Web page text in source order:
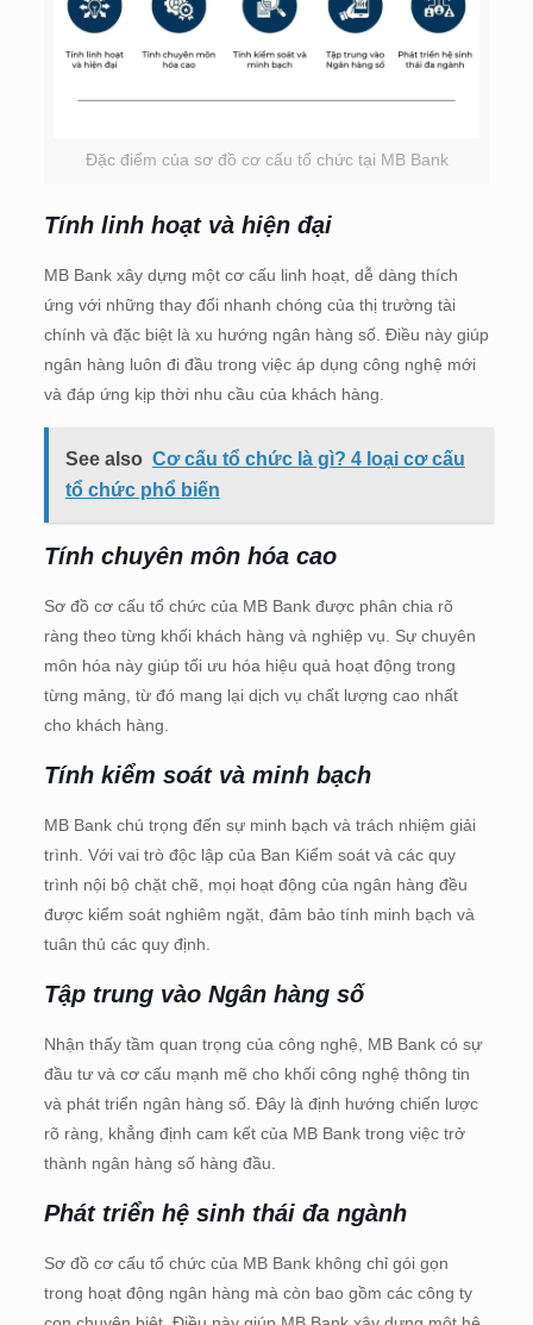
Đặc điểm của sơ đồ cơ cấu tổ chức tại MB Bank
Tính linh hoạt và hiện đại
MB Bank xây dựng một cơ cấu linh hoạt, dễ dàng thích
ứng với những thay đổi nhanh chóng của thị trường tài
chính và đặc biệt là xu hướng ngân hàng số. Điều này giúp
ngân hàng luôn đi đầu trong việc áp dụng công nghệ mới
và đáp ứng kịp thời nhu cầu của khách hàng.
See also Cơ cấu tổ chức là gì? 4 loại cơ cấu
tổ chức phổ biến
Tính chuyên môn hóa cao
Sơ đồ cơ cấu tổ chức của MB Bank được phân chia rõ
ràng theo từng khối khách hàng và nghiệp vụ. Sự chuyên
môn hóa này giúp tối ưu hóa hiệu quả hoạt động trong
từng mảng, từ đó mang lại dịch vụ chất lượng cao nhất
cho khách hàng.
Tính kiểm soát và minh bạch
MB Bank chú trọng đến sự minh bạch và trách nhiệm giải
trình. Với vai trò độc lập của Ban Kiểm soát và các quy
trình nội bộ chặt chẽ, mọi hoạt động của ngân hàng đều
được kiểm soát nghiêm ngặt, đảm bảo tính minh bạch và
tuân thủ các quy định.
Tập trung vào Ngân hàng số
Nhận thấy tầm quan trọng của công nghệ, MB Bank có sự
đầu tư và cơ cấu mạnh mẽ cho khối công nghệ thông tin
và phát triển ngân hàng số. Đây là định hướng chiến lược
rõ ràng, khẳng định cam kết của MB Bank trong việc trở
thành ngân hàng số hàng đầu.
Phát triển hệ sinh thái đa ngành
Sơ đồ cơ cấu tổ chức của MB Bank không chỉ gói gọn
trong hoạt động ngân hàng mà còn bao gồm các công ty